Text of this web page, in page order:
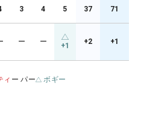
3 4 5 37 71
ー ー +1 +2 +1
ィ ー パー ボギー